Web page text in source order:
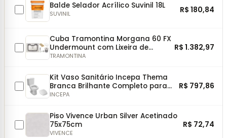
Balde Selador Acrílico Suvinil 18L
SUVINIL R$ 180,84
Cuba Tramontina Morgana 60 FX
Undermount com Lixeira de
Embutir 5L, Tábua, Dosador, Cesto
TRAMONTINA
R$ 1.382,97
Kit Vaso Sanitário Incepa Thema
Branca Brilhante Completo para
Instalação
INCEPA
R$ 797,86
Piso Vivence Urban Silver Acetinado
75x75cm
VIVENCE
R$ 72,74